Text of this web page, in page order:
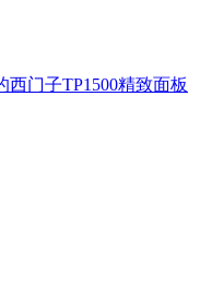
西门子TP1500精致面板